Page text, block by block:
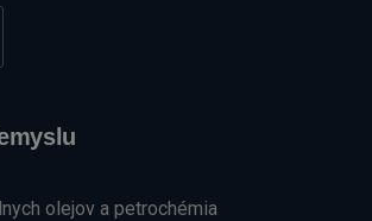
olejov a petrochémia